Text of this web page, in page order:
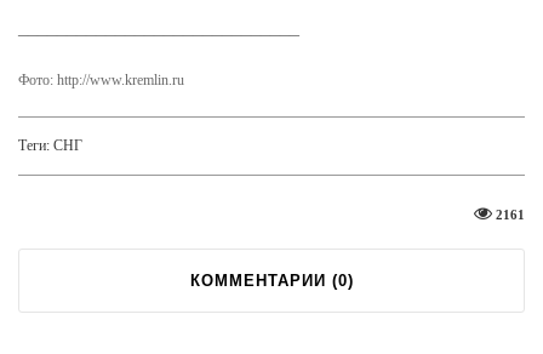
Фото: http://www.kremlin.ru
Теги: СНГ
2161
КОММЕНТАРИИ (0)